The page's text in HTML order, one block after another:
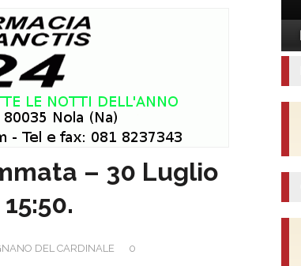
– 30 Luglio
DEL CARDINALE 0